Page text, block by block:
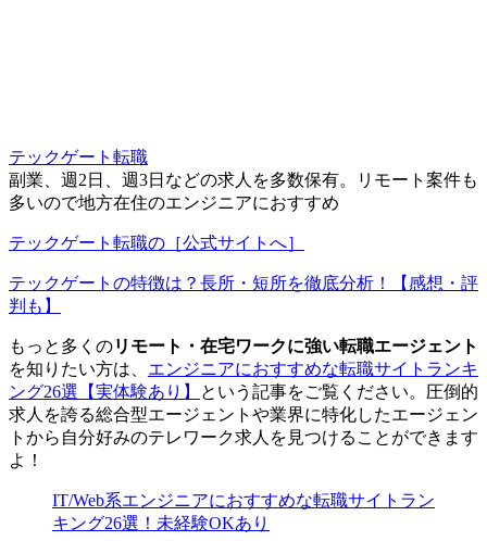
テックゲート転職
副業、週2日、週3日などの求人を多数保有。リモート案件も
多いので地方在住のエンジニアにおすすめ
テックゲート転職の［公式サイトへ］
テックゲートの特徴は？長所・短所を徹底分析！【感想・評
判も】
もっと多くのリモート・在宅ワークに強い転職エージェント
を知りたい方は、 エンジニアにおすすめな転職サイトランキ
ング26選【実体験あり】
という記事をご覧ください。圧倒的
求人を誇る総合型エージェントや業界に特化したエージェン
トから自分好みのテレワーク求人を見つけることができます
よ！
IT/Web系エンジニアにおすすめな転職サイトラン
キング26選！未経験OKあり